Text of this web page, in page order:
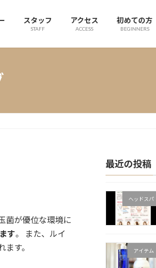
スタッフ
STAFF
アクセス
ACCESS
初めての方
BEGINNERS
菌が優位な環境に
す。 また、ルイ
す。
最近の投稿
ヘッドスパ
アイテム